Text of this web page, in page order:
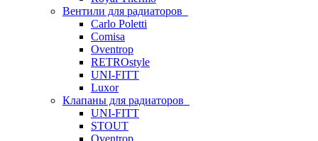
Вентили для радиаторов
Carlo Poletti
Comisa
Oventrop
RETROstyle
UNI-FITT
Luxor
Клапаны для радиаторов
UNI-FITT
STOUT
Oventrop